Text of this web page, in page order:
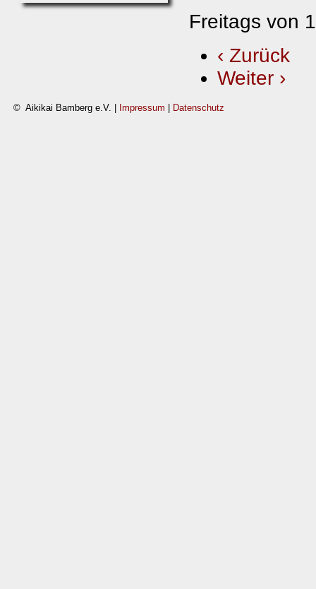
Freitags von
‹ Zurück
Weiter ›
© Aikikai Bamberg e.V. | Impressum Datenschutz